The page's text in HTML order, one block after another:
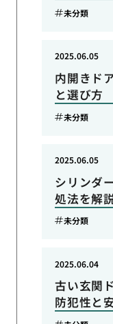
未分類
内開きド
と選び方
2025.06.05
未分類
シリンダ
処法を解
2025.06.05
未分類
古い玄関
防犯性と
2025.06.04